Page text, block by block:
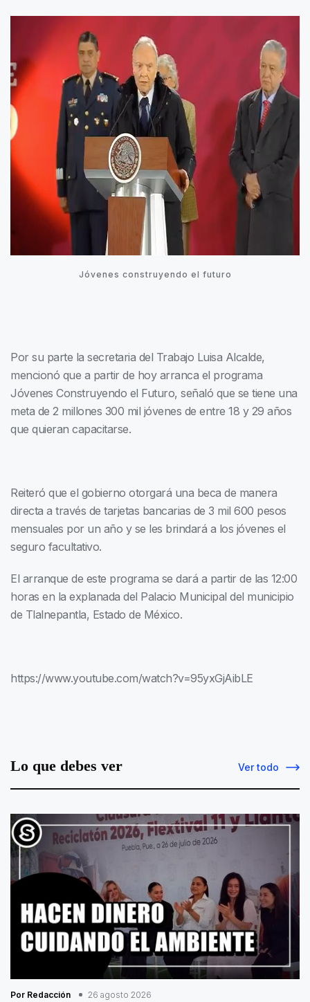
Jóvenes construyendo el futuro
Por su parte la secretaria del Trabajo Luisa Alcalde,
mencionó que a partir de hoy arranca el programa
Jóvenes Construyendo el Futuro, señaló que se tiene una
meta de 2 millones 300 mil jóvenes de entre 18 y 29 años
que quieran capacitarse.
Reiteró que el gobierno otorgará una beca de manera
directa a través de tarjetas bancarias de 3 mil 600 pesos
mensuales por un año y se les brindará a los jóvenes el
seguro facultativo.
El arranque de este programa se dará a partir de las 12:00
horas en la explanada del Palacio Municipal del municipio
de Tlalnepantla, Estado de México.
https://www.youtube.com/watch?v=95yxGjAibLE
Lo que debes ver Ver todo
Por Redacción 26 agosto 2026